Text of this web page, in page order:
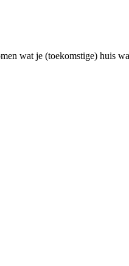
wat je (toekomstige) huis